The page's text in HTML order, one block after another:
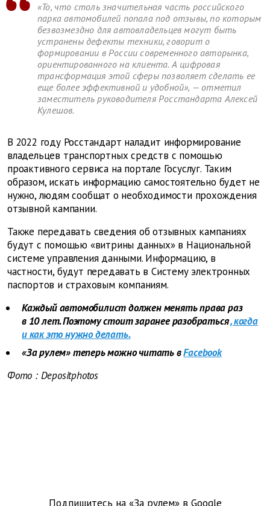
«То, что столь значительная часть российского
парка автомобилей попала под отзывы, по которым
безвозмездно для автовладельцев могут быть
устранены дефекты техники, говорит о
формировании в России современного авторынка,
ориентированного на клиента. А цифровая
трансформация этой сферы позволяет сделать ее
еще более эффективной и удобной», — отметил
заместитель руководителя Росстандарта Алексей
Кулешов.
В 2022 году Росстандарт наладит информирование
владельцев транспортных средств с помощью
проактивного сервиса на портале Госуслуг. Таким
образом, искать информацию самостоятельно будет не
нужно, людям сообщат о необходимости прохождения
отзывной кампании.
Также передавать сведения об отзывных кампаниях
будут с помощью «витрины данных» в Национальной
системе управления данными. Информацию, в
частности, будут передавать в Систему электронных
паспортов и страховым компаниям.
Каждый автомобилист должен менять права раз
в 10 лет. Поэтому стоит заранее разобраться, когда
и как это нужно делать.
«За рулем» теперь можно читать вFacebook
Фото : Depositphotos
Подпишитесь на «За рулем» в Google